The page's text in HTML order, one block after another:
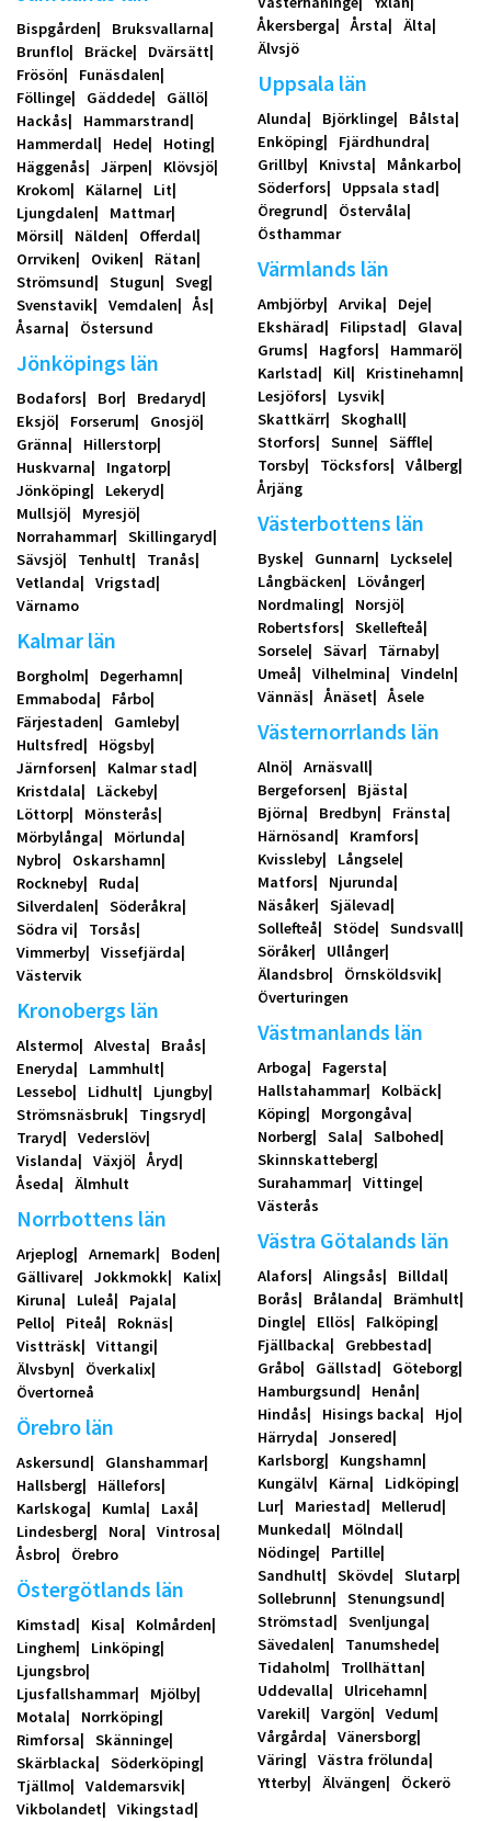
Bispgården
Bruksvallarna
Brunflo
Bräcke
Dvärsätt
Frösön
Funäsdalen
Föllinge
Gäddede
Gällö
Hackås
Hammarstrand
Hammerdal
Hede
Hoting
Häggenås
Järpen
Klövsjö
Krokom
Kälarne
Lit
Ljungdalen
Mattmar
Mörsil
Nälden
Offerdal
Orrviken
Oviken
Rätan
Strömsund
Stugun
Sveg
Svenstavik
Vemdalen
Ås
Åsarna
Östersund
Jönköpings län
Bodafors Bor
Bredaryd
Eksjö
Forserum
Gnosjö
Gränna
Hillerstorp
Huskvarna
Ingatorp
Jönköping
Lekeryd
Mullsjö
Myresjö
Norrahammar
Skillingaryd
Sävsjö
Tenhult
Tranås
Vetlanda
Vrigstad
Värnamo
Kalmar län
Borgholm
Degerhamn
Emmaboda
Fårbo
Färjestaden
Gamleby
Hultsfred
Högsby
Järnforsen
Kalmar stad
Kristdala
Läckeby
Löttorp
Mönsterås
Mörbylånga
Mörlunda
Nybro
Oskarshamn
Rockneby
Ruda
Silverdalen
Söderåkra
Södra vi
Torsås
Vimmerby
Vissefjärda
Västervik
Kronobergs län
Alstermo Alvesta
Braås
Eneryda
Lammhult
Lessebo
Lidhult
Ljungby
Strömsnäsbruk
Tingsryd
Traryd
Vederslöv
Vislanda
Växjö
Åryd
Åseda
Älmhult
Norrbottens län
Arjeplog Arnemark
Boden
Gällivare
Jokkmokk
Kalix
Kiruna
Luleå
Pajala
Pello
Piteå
Roknäs
Vistträsk
Vittangi
Älvsbyn
Överkalix
Övertorneå
Örebro län
Askersund
Glanshammar
Hallsberg
Hällefors
Karlskoga
Kumla
Laxå
Lindesberg
Nora
Vintrosa
Åsbro
Örebro
Östergötlands län
Kimstad Kisa
Kolmården
Linghem
Linköping
Ljungsbro
Ljusfallshammar
Mjölby
Motala
Norrköping
Rimforsa
Skänninge
Skärblacka
Söderköping
Tjällmo
Valdemarsvik
Vikbolandet
Vikingstad
Åkersberga
Årsta
Älta
Älvsjö
Uppsala län
Alunda Björklinge
Bålsta
Enköping
Fjärdhundra
Grillby
Knivsta
Månkarbo
Söderfors
Uppsala stad
Öregrund
Östervåla
Östhammar
Värmlands län
Ambjörby Arvika
Deje
Ekshärad
Filipstad
Glava
Grums
Hagfors
Hammarö
Karlstad
Kil
Kristinehamn
Lesjöfors
Lysvik
Skattkärr
Skoghall
Storfors
Sunne
Säffle
Torsby
Töcksfors
Vålberg
Årjäng
Västerbottens län
Byske Gunnarn
Lycksele
Långbäcken
Lövånger
Nordmaling
Norsjö
Robertsfors
Skellefteå
Sorsele
Sävar
Tärnaby
Umeå
Vilhelmina
Vindeln
Vännäs
Ånäset Åsele
Västernorrlands län
Alnö
Arnäsvall
Bergeforsen
Bjästa
Björna
Bredbyn
Fränsta
Härnösand
Kramfors
Kvissleby
Långsele
Matfors
Njurunda
Näsåker
Själevad
Sollefteå
Stöde
Sundsvall
Söråker
Ullånger
Älandsbro
Örnsköldsvik
Överturingen
Västmanlands län
Arboga
Fagersta
Hallstahammar
Kolbäck
Köping
Morgongåva
Norberg
Sala
Salbohed
Skinnskatteberg
Surahammar
Vittinge
Västerås
Västra Götalands län
Alafors Alingsås
Billdal
Borås
Brålanda
Brämhult
Dingle
Ellös
Falköping
Fjällbacka
Grebbestad
Gråbo
Gällstad
Göteborg
Hamburgsund
Henån
Hindås
Hisings backa
Hjo
Härryda
Jonsered
Karlsborg
Kungshamn
Kungälv
Kärna
Lidköping
Lur
Mariestad
Mellerud
Munkedal
Mölndal
Nödinge
Partille
Sandhult
Skövde
Slutarp
Sollebrunn
Stenungsund
Strömstad
Svenljunga
Sävedalen
Tanumshede
Tidaholm
Trollhättan
Uddevalla
Ulricehamn
Varekil
Vargön
Vedum
Vårgårda
Vänersborg
Väring
Västra frölunda
Ytterby
Älvängen Öckerö